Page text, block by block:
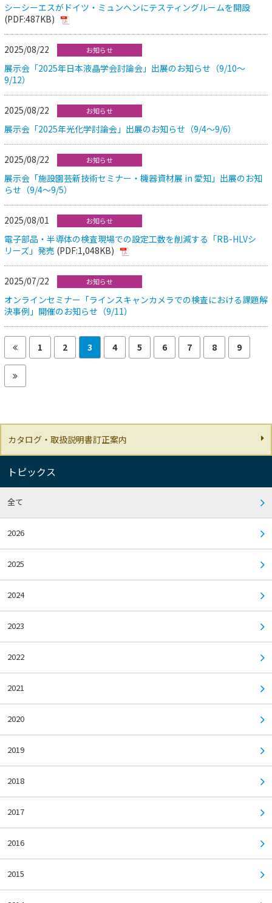
シーシーエスがドイツ・ミュンヘンにテスティングルームを開設
(PDF:487KB)
2025/08/22 お知らせ
展示会「2025年日本液晶学会討論会」出展のお知らせ（9/10～
9/12）
2025/08/22 お知らせ
展示会「2025年光化学討論会」出展のお知らせ（9/4～9/6）
2025/08/22 お知らせ
展示会「施設園芸新技術セミナー・機器資材展 in 愛知」出展のお知
らせ（9/4～9/5）
2025/08/01 お知らせ
電子部品・半導体の検査現場での設定工数を削減する「RB-HLVシ
リーズ」発売 (PDF:1,048KB)
2025/07/22 お知らせ
オンラインセミナー「ラインスキャンカメラでの検査における課題解
決事例」開催のお知らせ（9/11）
1 2 3 4 5 6 7 8 9
カタログ・取扱説明書訂正案内
トピックス
全て
2026
2025
2024
2023
2022
2021
2020
2019
2018
2017
2016
2015